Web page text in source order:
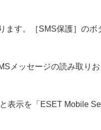
ます。［SMS保護］のボ
メッセージの読み取り
表示を「ESET Mobile